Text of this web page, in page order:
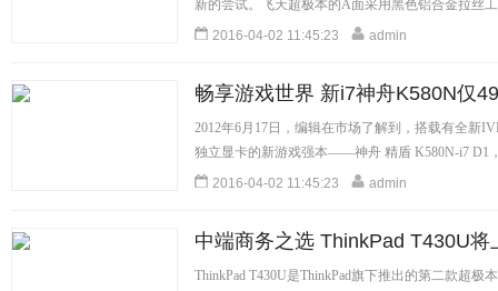
新的尝试。飞天超极本的A面采用黑色铝合金拉丝
[详细]
2016-04-02 11:45:23 admin
畅享游戏世界 新i7神舟K580N仅
2012年6月17日，编辑在市场了解到，搭载有全新
独立显卡的新游戏强本——神舟 精盾 K580N-i7 D1
2016-04-02 11:45:23
admin
中端商务之选 ThinkPad T430U将
ThinkPad T430U是ThinkPad旗下推出的第二款超极